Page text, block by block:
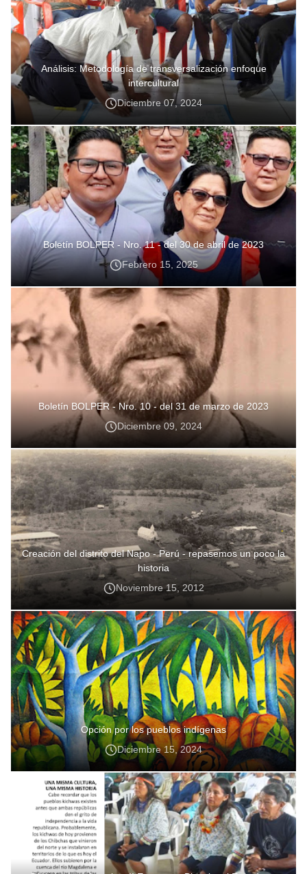
Análisis: Metodología de transversalización enfoque
intercultural
Diciembre 07, 2024
Boletín BOLPER - Nro. 11 - del 30 de abril de 2023
Febrero 15, 2025
Boletín BOLPER - Nro. 10 - del 31 de marzo de 2023
Diciembre 09, 2024
Creación del distrito del Napo - Perú - repasemos un poco la
historia
Noviembre 15, 2012
Opción por los pueblos indígenas
Diciembre 15, 2024